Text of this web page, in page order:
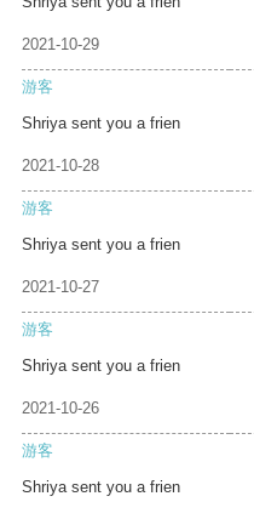
2021-10-29
游客
Shriya sent you a frien
2021-10-28
游客
Shriya sent you a frien
2021-10-27
游客
Shriya sent you a frien
2021-10-26
游客
Shriya sent you a frien